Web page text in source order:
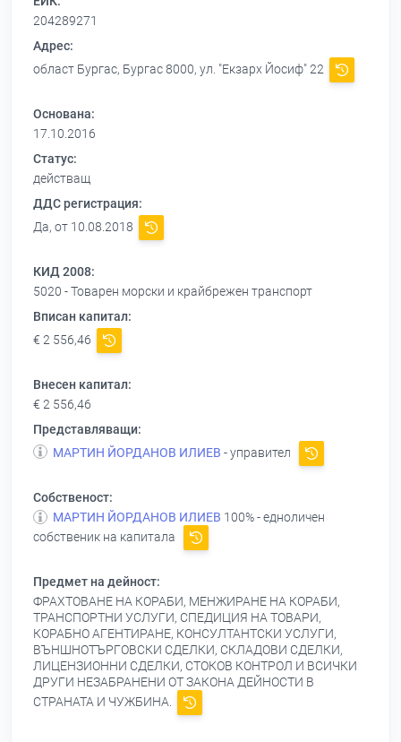
204289271
Адрес:
област Бургас, Бургас 8000, ул. "Екзарх Йосиф" 22
Основана:
17.10.2016
Статус:
действащ
ДДС регистрация:
Да, от 10.08.2018
КИД 2008:
5020 - Товарен морски и крайбрежен транспорт
Вписан капитал:
€ 2 556,46
Внесен капитал:
€ 2 556,46
Представляващи:
МАРТИН ЙОРДАНОВ ИЛИЕВ - управител
Собственост:
МАРТИН ЙОРДАНОВ ИЛИЕВ 100% - едноличен
собственик на капитала
Предмет на дейност:
ФРАХТОВАНЕ НА КОРАБИ, МЕНЖИРАНЕ НА КОРАБИ,
ТРАНСПОРТНИ УСЛУГИ, СПЕДИЦИЯ НА ТОВАРИ,
КОРАБНО АГЕНТИРАНЕ, КОНСУЛТАНТСКИ УСЛУГИ,
ВЪНШНОТЪРГОВСКИ СДЕЛКИ, СКЛАДОВИ СДЕЛКИ,
ЛИЦЕНЗИОННИ СДЕЛКИ, СТОКОВ КОНТРОЛ И ВСИЧКИ
ДРУГИ НЕЗАБРАНЕНИ ОТ ЗАКОНА ДЕЙНОСТИ В
СТРАНАТА И ЧУЖБИНА.